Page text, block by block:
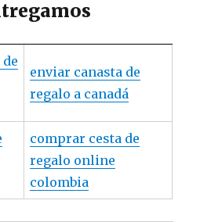
enviar canasta de
regalo a canadá
comprar cesta de
regalo online
colombia